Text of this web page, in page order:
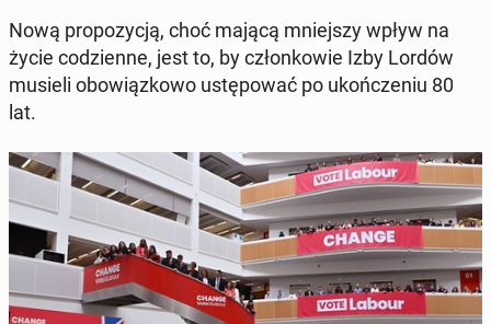
Nową pro­po­zy­cją, choć mającą mniej­szy wpływ na
życie co­dzien­ne, jest to, by człon­ko­wie Izby Lordów
musieli obo­wiąz­ko­wo ustę­po­wać po ukoń­cze­niu 80
lat.